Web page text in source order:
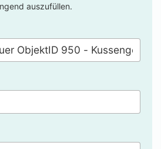
auszufüllen.